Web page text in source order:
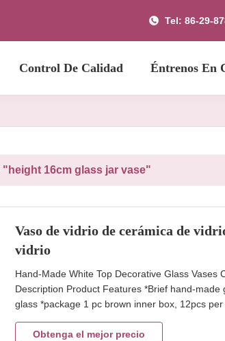
Tel: 86-29-
Control De Calidad Éntrenos En
"height 16cm glass jar vase"
Vaso de vidrio de cerámica de
vidrio
Hand-Made White Top Decorative Glass Vases
Description Product Features *Brief hand-
glass *package 1 pc brown inner box, 12pcs
company and factory take lots of efforts on
Obtenga el mejor precio